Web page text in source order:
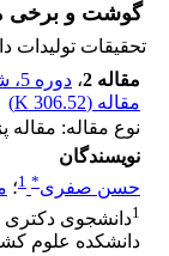
گوشت و برخی
تحقیقات تولیدات
مقاله 2
، دوره 5، شماره 1
مقاله (306.52 K
)
نوع مقاله:
نویسندگان
حسن صفری*
1؛
1دانشجوی دکتری
دانشکده علوم